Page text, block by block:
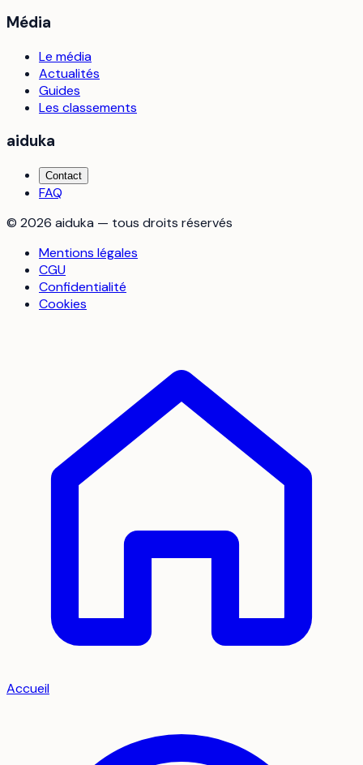
Média
Le média
Actualités
Guides
Les classements
aiduka
Contact
FAQ
© 2026 aiduka — tous droits réservés
Mentions légales
CGU
Confidentialité
Cookies
Accueil